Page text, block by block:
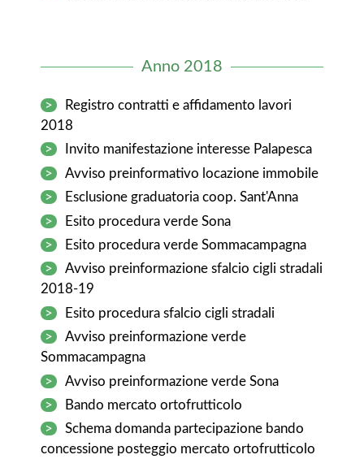
Anno 2018
>
Registro contratti e affidamento lavori
2018
>
Invito manifestazione interesse Palapesca
>
Avviso preinformativo locazione immobile
>
Esclusione graduatoria coop. Sant'Anna
>
Esito procedura verde Sona
>
Esito procedura verde Sommacampagna
>
Avviso preinformazione sfalcio cigli stradali
2018-19
>
Esito procedura sfalcio cigli stradali
>
Avviso preinformazione verde
Sommacampagna
>
Avviso preinformazione verde Sona
>
Bando mercato ortofrutticolo
>
Schema domanda partecipazione bando
concessione posteggio mercato ortofrutticolo